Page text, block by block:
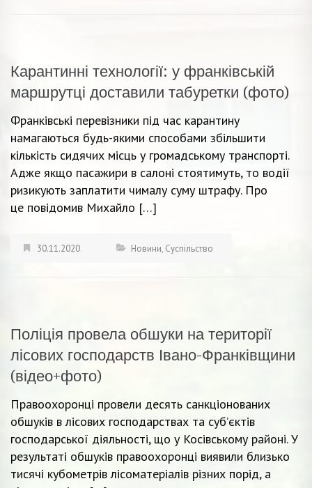
Карантинні технології: у франківській
маршрутці доставили табуретки (фото)
Франківські перевізники під час карантину
намагаються будь-якими способами збільшити
кількість сидячих місць у громадському транспорті.
Адже якщо пасажири в салоні стоятимуть, то водії
ризикують заплатити чималу суму штрафу. Про
це повідомив Михайло […]
30.11.2020 Новини, Суспільство
Поліція провела обшуки на території
лісових господарств Івано-Франківщини
(відео+фото)
Правоохоронці провели десять санкціонованих
обшуків в лісових господарствах та суб’єктів
господарської діяльності, що у Косівському районі. У
результаті обшуків правоохоронці виявили близько
тисячі кубометрів лісоматеріалів різних порід, а